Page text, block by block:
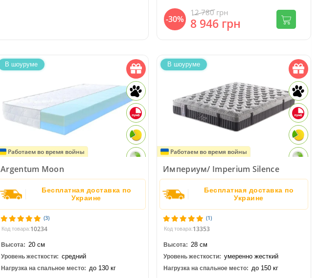
-30%
12 780 грн
8 946 грн
В шоуруме
Работаем во время войны
Argentum Moon
Бесплатная доставка по
Украине
(3)
Код товара:10234
Высота: 20 см
Уровень жесткости: средний
Нагрузка на спальное место: до 130 кг
В шоуруме
Работаем во время войны
Империум/ Imperium Silence
Бесплатная доставка по
Украине
(1)
Код товара:13353
Высота: 28 см
Уровень жесткости: умеренно жесткий
Нагрузка на спальное место: до 150 кг